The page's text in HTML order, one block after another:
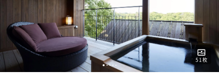
51 枚
1234 5